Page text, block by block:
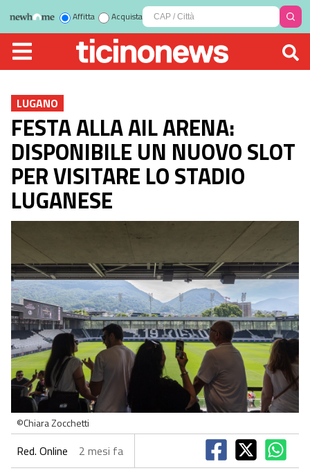
Affitta Acquista
LUGANO
FESTA ALLA AIL ARENA:
DISPONIBILE UN NUOVO SLOT
PER VISITARE LO STADIO
LUGANESE
©Chiara Zocchetti
Red. Online 2 mesi fa